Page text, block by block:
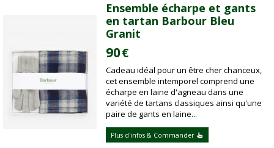
Ensemble écharpe et gants
en tartan Barbour Bleu
Granit
90€
Cadeau idéal pour un être cher chanceux,
cet ensemble intemporel comprend une
écharpe en laine d'agneau dans une
variété de tartans classiques ainsi qu'une
paire de gants en laine...
Plus d'infos & Commander